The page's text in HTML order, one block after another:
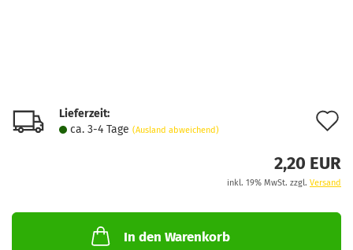
Lieferzeit:
ca. 3-4 Tage (Ausland abweichend)
2,20 EUR
inkl. 19% MwSt. zzgl. Versand
In den Warenkorb